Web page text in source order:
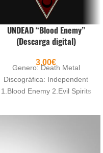
UNDEAD “Blood Enemy”
(Descarga digital)
3,00€
Genero: Death Metal
Discográfica: Independent
1.Blood Enemy 2.Evil Spirits